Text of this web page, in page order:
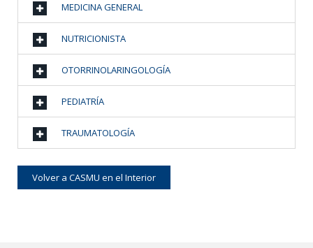
MEDICINA GENERAL
NUTRICIONISTA
OTORRINOLARINGOLOGÍA
PEDIATRÍA
TRAUMATOLOGÍA
Volver a CASMU en el Interior